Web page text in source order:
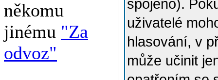
někomu
jinému "Za
odvoz"
spojeno).
uživatelé
hlasování, v
může učinit